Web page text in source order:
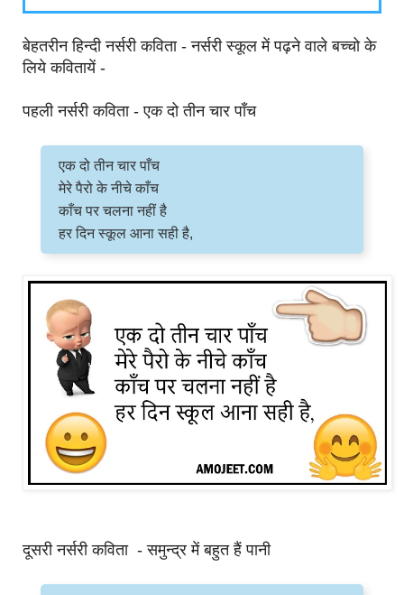
बेहतरीन हिन्दी नर्सरी कविता - नर्सरी स्कूल में पढ़ने वाले बच्चो के
लिये कवितायें -
पहली नर्सरी कविता - एक दो तीन चार पाँच
एक दो तीन चार पाँच
मेरे पैरो के नीचे काँच
काँच पर चलना नहीं है
हर दिन स्कूल आना सही है,
दूसरी नर्सरी कविता - समुन्द्र में बहुत हैं पानी